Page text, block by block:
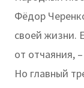
Фёдор
своей жизни.
от отчаяния,
Но главный